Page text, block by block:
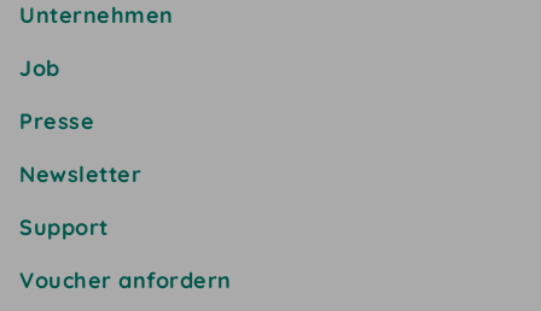
Unternehmen
Job
Presse
Newsletter
Support
Voucher anfordern